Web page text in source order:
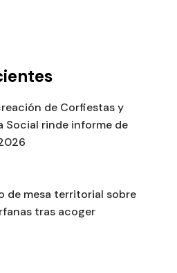
de Corfiestas y
Social rinde informe de
de mesa territorial sobre
tras acoger